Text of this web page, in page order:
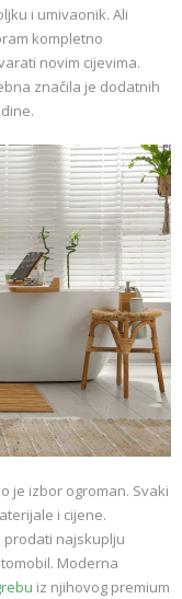
i umivaonik. Ali
kompletno
novim cijevima.
značila je dodatnih
je izbor ogroman. Svaki
i cijene.
prodati najskuplju
Moderna
iz njihovog premium